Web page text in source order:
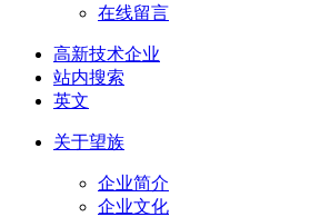
在线留言
高新技术企业
站内搜索
英文
关于望族
企业简介
企业文化